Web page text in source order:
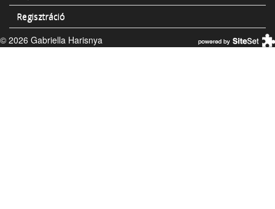
Regisztráció
© 2026 Gabriella Harisnya